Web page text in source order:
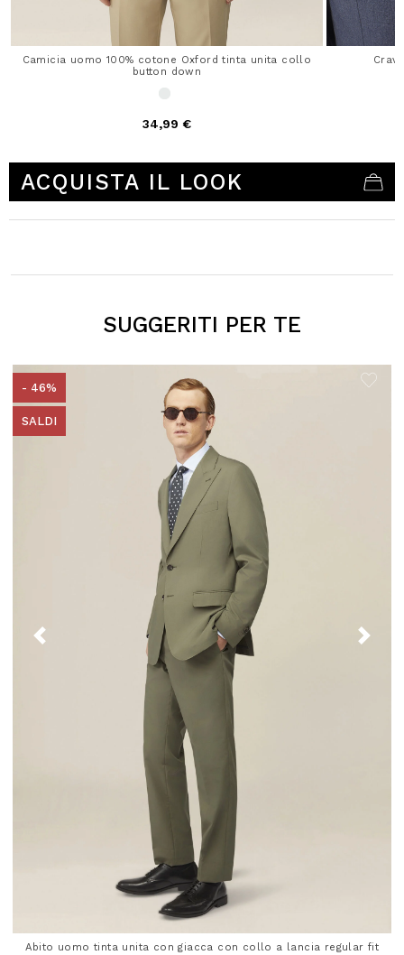
Camicia uomo 100% cotone Oxford tinta unita collo
button down
34,99 €
ACQUISTA IL LOOK
SUGGERITI PER TE
- 46%
SALDI
Abito uomo tinta unita con giacca con collo a lancia regular fit